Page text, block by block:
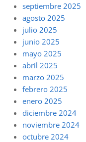
septiembre 2025
agosto 2025
julio 2025
junio 2025
mayo 2025
abril 2025
marzo 2025
febrero 2025
enero 2025
diciembre 2024
noviembre 2024
octubre 2024